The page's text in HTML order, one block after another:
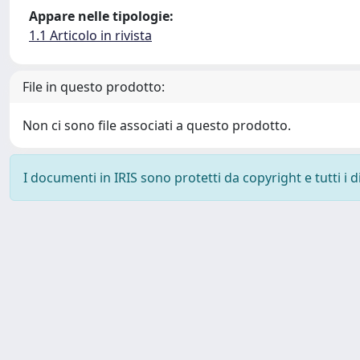
Appare nelle tipologie:
1.1 Articolo in rivista
File in questo prodotto:
Non ci sono file associati a questo prodotto.
I documenti in IRIS sono protetti da copyright e tutti i